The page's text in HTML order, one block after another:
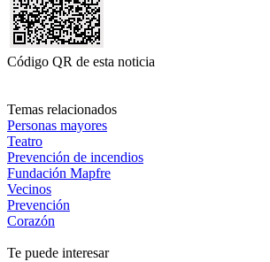
Código QR de esta noticia
Temas relacionados
Personas mayores
Teatro
Prevención de incendios
Fundación Mapfre
Vecinos
Prevención
Corazón
Te puede interesar